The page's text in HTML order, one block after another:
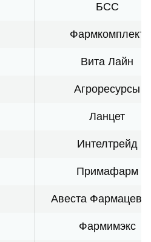
БСС
Фармкомплект
Вита Лайн
Агроресурсы
Ланцет
Интелтрейд
Примафарм
Авеста
Фармимэкс